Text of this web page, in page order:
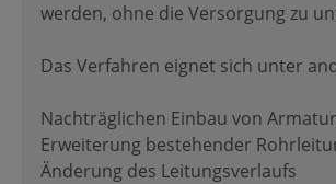
werden, ohne die Versorgung zu
Das Verfahren eignet sich unter
Nachträglichen Einbau von
Erweiterung bestehender
Änderung des Leitungsverlaufs